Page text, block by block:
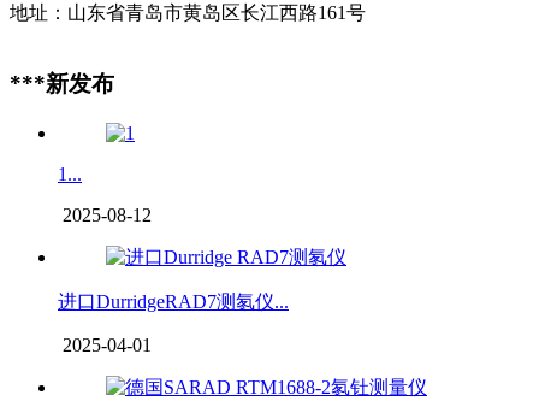
地址：山东省青岛市黄岛区长江西路161号
***新发布
1...
2025-08-12
进口DurridgeRAD7测氡仪...
2025-04-01